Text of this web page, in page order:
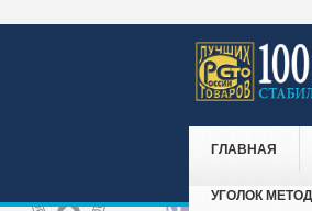
ГЛАВНАЯ
УГОЛОК